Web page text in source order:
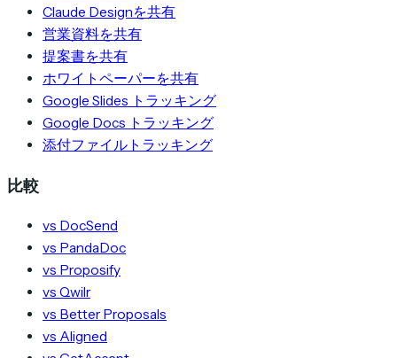
Claude Designを共有
営業資料を共有
提案書を共有
ホワイトペーパーを共有
Google Slides トラッキング
Google Docs トラッキング
添付ファイルトラッキング
比較
vs DocSend
vs PandaDoc
vs Proposify
vs Qwilr
vs Better Proposals
vs Aligned